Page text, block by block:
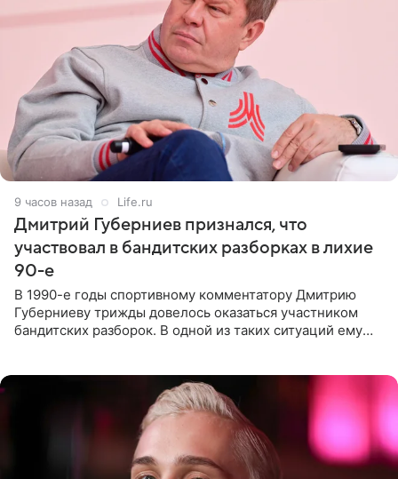
9 часов назад Life.ru
Дмитрий Губерниев признался, что
участвовал в бандитских разборках в лихие
90-е
В 1990-е годы спортивному комментатору Дмитрию
Губерниеву трижды довелось оказаться участником
бандитских разборок. В одной из таких ситуаций ему